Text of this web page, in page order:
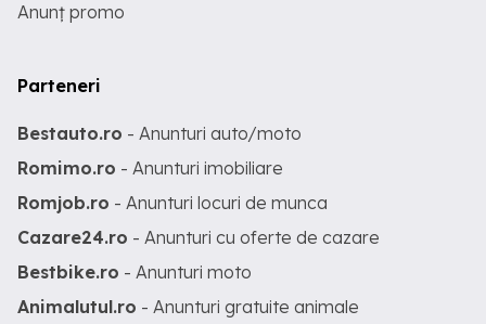
Anunț promo
Parteneri
Bestauto.ro - Anunturi auto/moto
Romimo.ro - Anunturi imobiliare
Romjob.ro - Anunturi locuri de munca
Cazare24.ro - Anunturi cu oferte de cazare
Bestbike.ro - Anunturi moto
Animalutul.ro - Anunturi gratuite animale